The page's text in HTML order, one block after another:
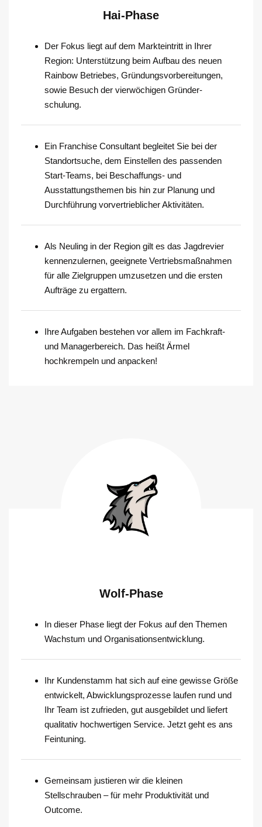
Hai-Phase
Der Fokus liegt auf dem Markteintritt in Ihrer
Region: Unterstützung beim Aufbau des neuen
Rainbow Betriebes, Gründungsvorbereitungen,
sowie Besuch der vierwöchigen Gründer-
schulung.
Ein Franchise Consultant begleitet Sie bei der
Standortsuche, dem Einstellen des passenden
Start-Teams, bei Beschaffungs- und
Ausstattungsthemen bis hin zur Planung und
Durchführung vorvertrieblicher Aktivitäten.
Als Neuling in der Region gilt es das Jagdrevier
kennenzulernen, geeignete Vertriebsmaßnahmen
für alle Zielgruppen umzusetzen und die ersten
Aufträge zu ergattern.
Ihre Aufgaben bestehen vor allem im Fachkraft-
und Managerbereich. Das heißt Ärmel
hochkrempeln und anpacken!
Wolf-Phase
In dieser Phase liegt der Fokus auf den Themen
Wachstum und Organisationsentwicklung.
Ihr Kundenstamm hat sich auf eine gewisse Größe
entwickelt, Abwicklungsprozesse laufen rund und
Ihr Team ist zufrieden, gut ausgebildet und liefert
qualitativ hochwertigen Service. Jetzt geht es ans
Feintuning.
Gemeinsam justieren wir die kleinen
Stellschrauben – für mehr Produktivität und
Outcome.